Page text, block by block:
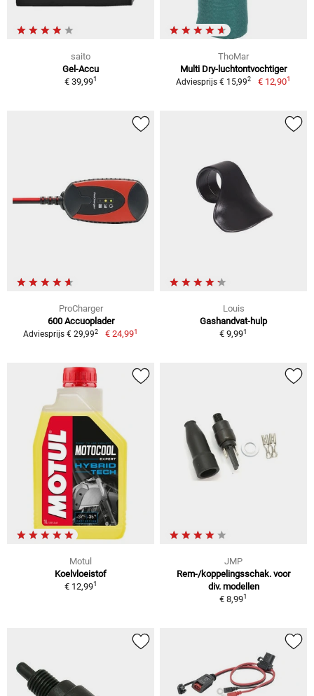
saito
Gel-Accu
€ 39,991
ThoMar
Multi Dry-luchtontvochtiger
Adviesprijs € 15,992 € 12,901
ProCharger
600 Accuoplader
Adviesprijs € 29,992 € 24,991
Louis
Gashandvat-hulp
€ 9,991
Motul
Koelvloeistof
€ 12,991
JMP
Rem-/koppelingsschak. voor
div. modellen
€ 8,991